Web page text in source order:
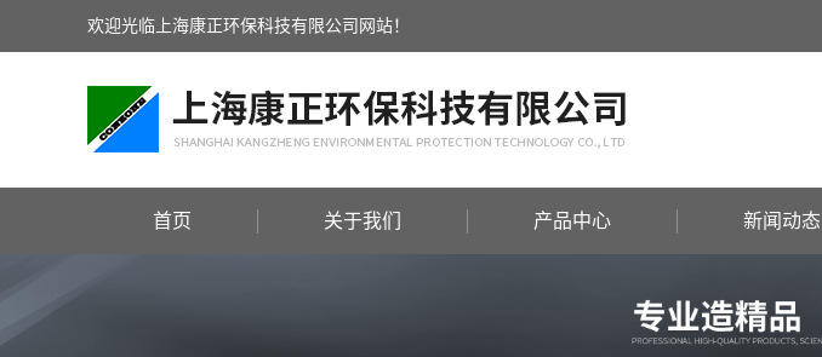
欢迎光临上海康正环保科技有限公司网站！
首页 关于我们 产品中心 新闻动态